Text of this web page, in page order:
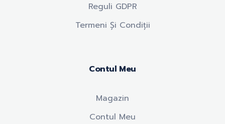
Reguli GDPR
Termeni Și Condiții
Contul Meu
Magazin
Contul Meu